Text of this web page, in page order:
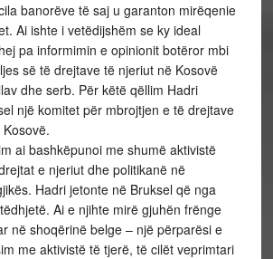
banorëve të saj u garanton mirëqenie
Ai ishte i vetëdijshëm se ky ideal
pa informimin e opinionit botëror mbi
së të drejtave të njeriut në Kosovë
dhe serb. Për këtë qëllim Hadri
një komitet për mbrojtjen e të drejtave
ai bashkëpunoi me shumë aktivistë
e njeriut dhe politikanë në
Hadri jetonte në Bruksel që nga
Ai e njihte mirë gjuhën frënge
në shoqërinë belge – një përparësi e
me aktivistë të tjerë, të cilët veprimtari